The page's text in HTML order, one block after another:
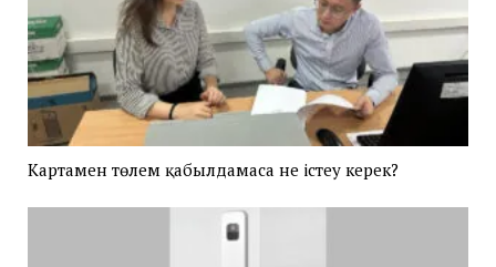
Картамен төлем қабылдамаса не істеу керек?